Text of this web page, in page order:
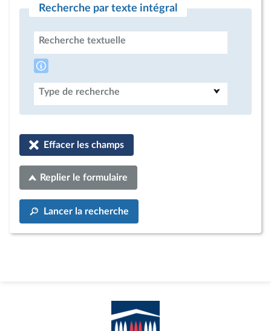
Recherche par texte intégral
Recherche textuelle
Type de recherche
Effacer les champs
Replier le formulaire
Lancer la recherche